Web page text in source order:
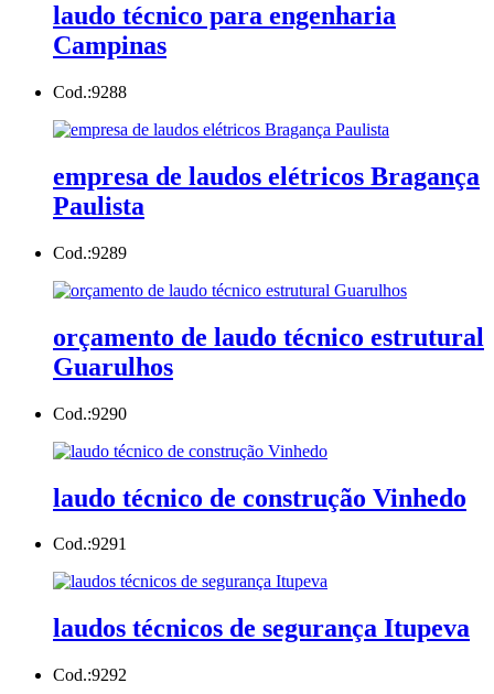
laudo técnico para engenharia
Campinas
Cod.:9288
empresa de laudos elétricos Bragança
Paulista
Cod.:9289
orçamento de laudo técnico estrutural
Guarulhos
Cod.:9290
laudo técnico de construção Vinhedo
Cod.:9291
laudos técnicos de segurança Itupeva
Cod.:9292